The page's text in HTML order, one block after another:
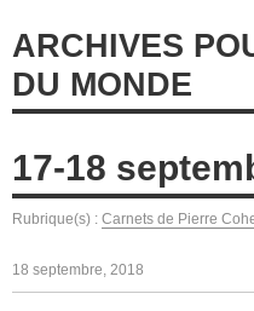
ARCHIVES
DU MONDE
17-18
Rubrique(s) : Carnets de Pierre
18 septembre, 2018